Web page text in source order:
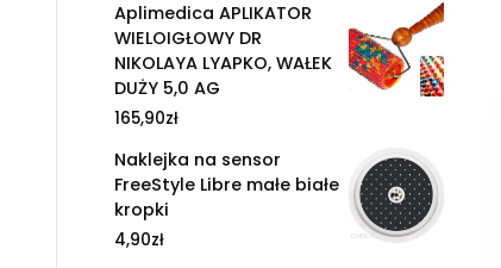
Aplimedica APLIKATOR
WIELOIGŁOWY DR
NIKOLAYA LYAPKO, WAŁEK
DUŻY 5,0 AG
165,90zł
Naklejka na sensor
FreeStyle Libre małe białe
kropki
4,90zł